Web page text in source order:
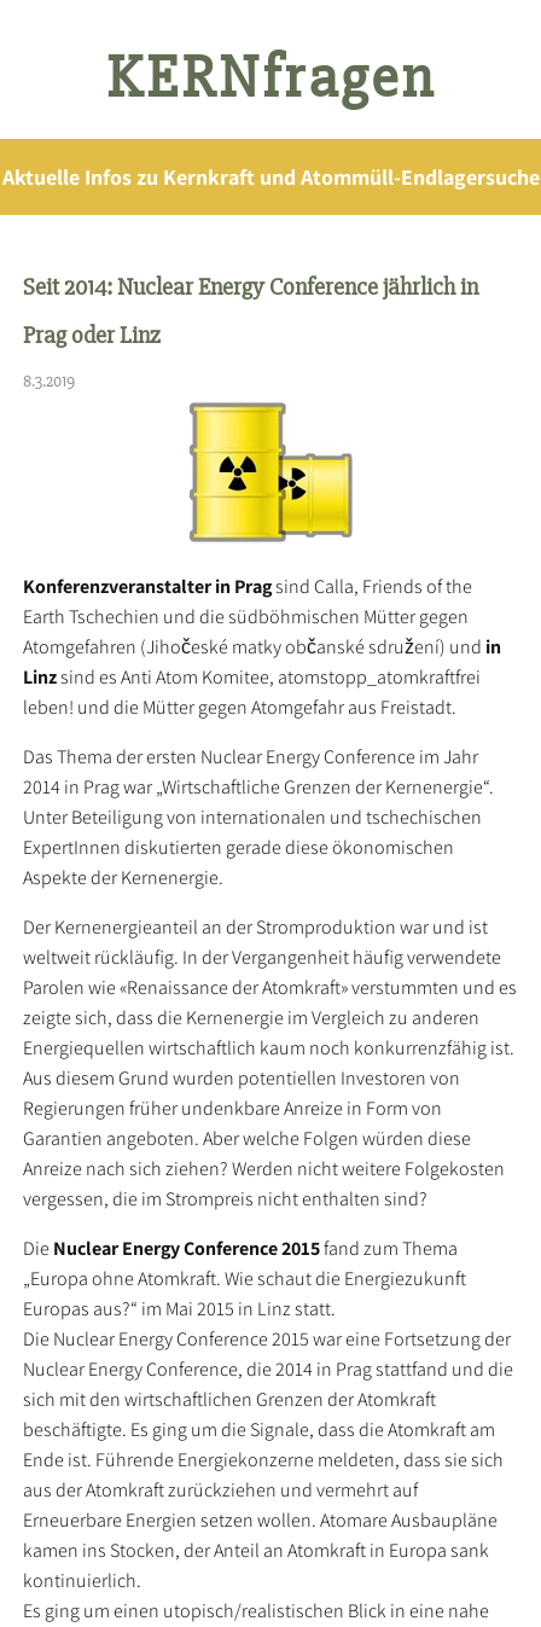
KERNfragen
Aktuelle Infos zu Kernkraft und Atommüll-Endlagersuche
Seit 2014: Nuclear Energy Conference jährlich in
Prag oder Linz
8.3.2019
Konferenzveranstalter in Pragsind Calla, Friends of the
Earth Tschechien und die südböhmischen Mütter gegen
Atomgefahren (Jihočeské matky občanské sdružení) und in
Linzsind es Anti Atom Komitee, atomstopp_atomkraftfrei
leben! und die Mütter gegen Atomgefahr aus Freistadt.
Das Thema der ersten Nuclear Energy Conference im Jahr
2014 in Prag war „Wirtschaftliche Grenzen der Kernenergie“.
Unter Beteiligung von internationalen und tschechischen
ExpertInnen diskutierten gerade diese ökonomischen
Aspekte der Kernenergie.
Der Kernenergieanteil an der Stromproduktion war und ist
weltweit rückläufig. In der Vergangenheit häufig verwendete
Parolen wie «Renaissance der Atomkraft» verstummten und es
zeigte sich, dass die Kernenergie im Vergleich zu anderen
Energiequellen wirtschaftlich kaum noch konkurrenzfähig ist.
Aus diesem Grund wurden potentiellen Investoren von
Regierungen früher undenkbare Anreize in Form von
Garantien angeboten. Aber welche Folgen würden diese
Anreize nach sich ziehen? Werden nicht weitere Folgekosten
vergessen, die im Strompreis nicht enthalten sind?
DieNuclear Energy Conference 2015fand zum Thema
„Europa ohne Atomkraft. Wie schaut die Energiezukunft
Europas aus?“ im Mai 2015 in Linz statt.
Die Nuclear Energy Conference 2015 war eine Fortsetzung der
Nuclear Energy Conference, die 2014 in Prag stattfand und die
sich mit den wirtschaftlichen Grenzen der Atomkraft
beschäftigte. Es ging um die Signale, dass die Atomkraft am
Ende ist. Führende Energiekonzerne meldeten, dass sie sich
aus der Atomkraft zurückziehen und vermehrt auf
Erneuerbare Energien setzen wollen. Atomare Ausbaupläne
kamen ins Stocken, der Anteil an Atomkraft in Europa sank
kontinuierlich.
Es ging um einen utopisch/realistischen Blick in eine nahe